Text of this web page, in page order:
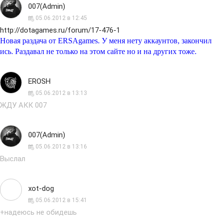
007(Admin)
05.06.2012 в 12:45
http://dotagames.ru/forum/17-476-1
Новая раздача от ERSAgames. У меня нету аккаунтов, закончил
ись. Раздавал не только на этом сайте но и на других тоже.
EROSH
05.06.2012 в 13:13
ЖДУ АКК 007
007(Admin)
05.06.2012 в 13:16
Выслал
xot-dog
05.06.2012 в 15:41
+надеюсь не обидешь